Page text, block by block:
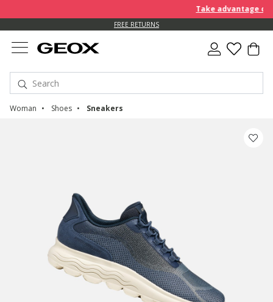
Take advantage of
FREE RETURNS
Woman Shoes Sneakers